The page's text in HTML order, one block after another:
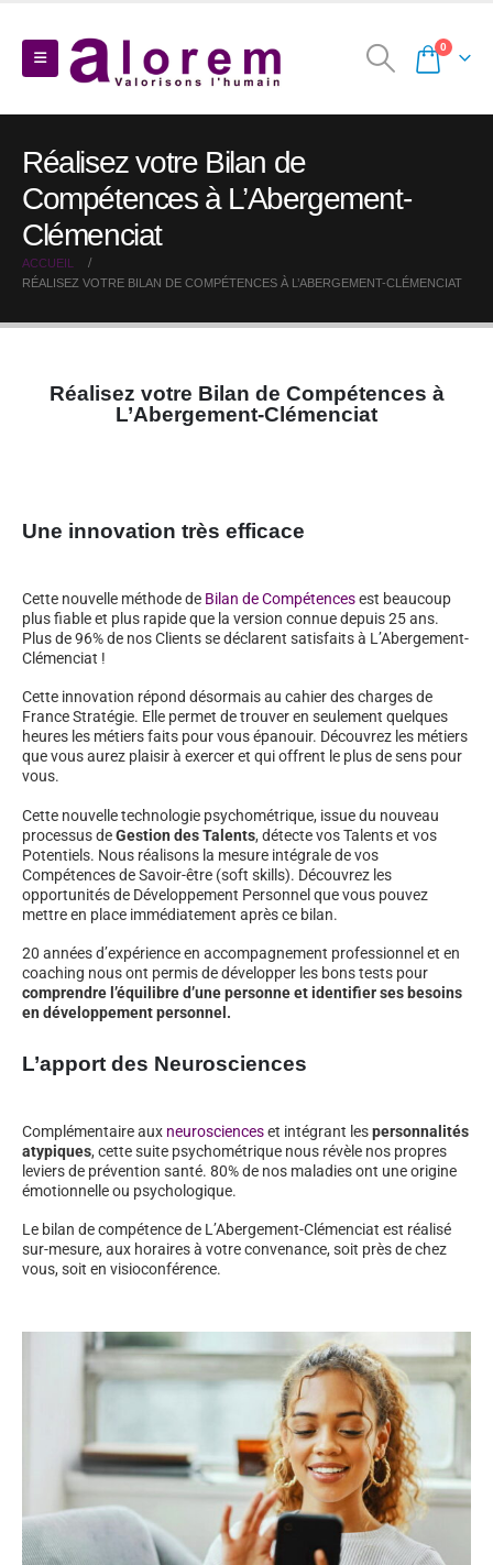
0
Réalisez votre Bilan de
Compétences à L’Abergement-
Clémenciat
ACCUEIL
RÉALISEZ VOTRE BILAN DE COMPÉTENCES À L’ABERGEMENT-CLÉMENCIAT
Réalisez votre Bilan de Compétences à
L’Abergement-Clémenciat
Une innovation très efficace
Cette nouvelle méthode de Bilan de Compétencesest beaucoup
plus fiable et plus rapide que la version connue depuis 25 ans.
Plus de 96% de nos Clients se déclarent satisfaits à L’Abergement-
Clémenciat !
Cette innovation répond désormais au cahier des charges de
France Stratégie. Elle permet de trouver en seulement quelques
heures les métiers faits pour vous épanouir. Découvrez les métiers
que vous aurez plaisir à exercer et qui offrent le plus de sens pour
vous.
Cette nouvelle technologie psychométrique, issue du nouveau
processus deGestion des Talents, détecte vos Talents et vos
Potentiels. Nous réalisons la mesure intégrale de vos
Compétences de Savoir-être (soft skills). Découvrez les
opportunités de Développement Personnel que vous pouvez
mettre en place immédiatement après ce bilan.
20 années d’expérience en accompagnement professionnel et en
coaching nous ont permis de développer les bons tests pour
comprendre l’équilibre d’une personne et identifier ses besoins
en développement personnel.
L’apport des Neurosciences
Complémentaire aux neuroscienceset intégrant lespersonnalités
atypiques, cette suite psychométrique nous révèle nos propres
leviers de prévention santé. 80% de nos maladies ont une origine
émotionnelle ou psychologique.
Le bilan de compétence de L’Abergement-Clémenciat est réalisé
sur-mesure, aux horaires à votre convenance, soit près de chez
vous, soit en visioconférence.